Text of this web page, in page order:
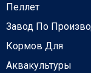
Пеллет
Завод По
Кормов Для
Аквакультуры